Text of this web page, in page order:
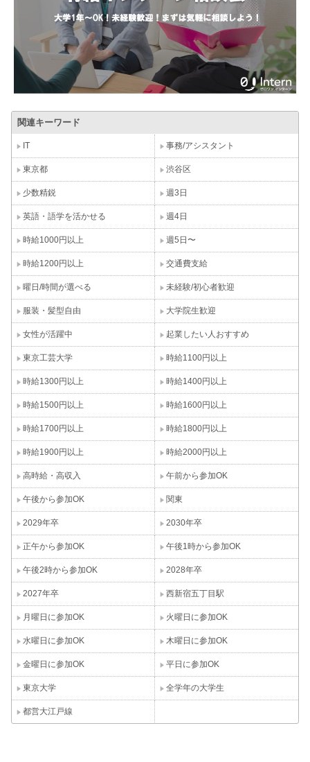
関連キーワード
IT 事務/アシスタント
東京都 渋谷区
少数精鋭 週3日
英語・語学を活かせる 週4日
時給1000円以上 週5日〜
時給1200円以上 交通費支給
曜日/時間が選べる 未経験/初心者歓迎
服装・髪型自由 大学院生歓迎
女性が活躍中 起業したい人おすすめ
東京工芸大学 時給1100円以上
時給1300円以上 時給1400円以上
時給1500円以上 時給1600円以上
時給1700円以上 時給1800円以上
時給1900円以上 時給2000円以上
高時給・高収入 午前から参加OK
午後から参加OK 関東
2029年卒 2030年卒
正午から参加OK 午後1時から参加OK
午後2時から参加OK 2028年卒
2027年卒 西新宿五丁目駅
月曜日に参加OK 火曜日に参加OK
水曜日に参加OK 木曜日に参加OK
金曜日に参加OK 平日に参加OK
東京大学 全学年の大学生
都営大江戸線